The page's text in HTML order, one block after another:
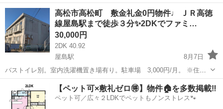
分。水道料：2,000円/月。 ※住所のピンは正確では無い可能性ござい
ますので、現地確認や内見ご希望の際はご連絡下さい。 ※お部屋のク
リーニング費用は退...
香川 高松市 松島二丁目駅 アパート 物件
高松市高松町 敷金礼金0円物件♩ ＪＲ高徳
線屋島駅まで徒歩３分✨2DKでファミ…
30,000円
2DK 40.92
屋島駅
8月7日
バストイレ別。室内洗濯機置き場有り。駐車場 3,000円/月。 ※住所
のピンは正確では無い可能性ございますので、現地確認や内見ご希望
の際はご連絡下さい。 ※お部屋のクリーニング費用は退去時に定額ク
リーニング費用として清...
屋島駅 アパート 物件
【ペット可×敷礼ゼロ🉐】物件🏠を多数掲載‼️
ペット可／広々２LDKでペットもノンストレス🐾